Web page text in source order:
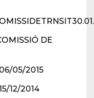
DE
05/2015
12/2014